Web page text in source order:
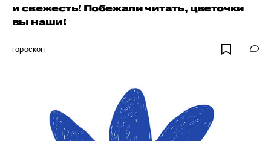
и свежесть! Побежали читать, цветочки
вы наши!
гороскоп